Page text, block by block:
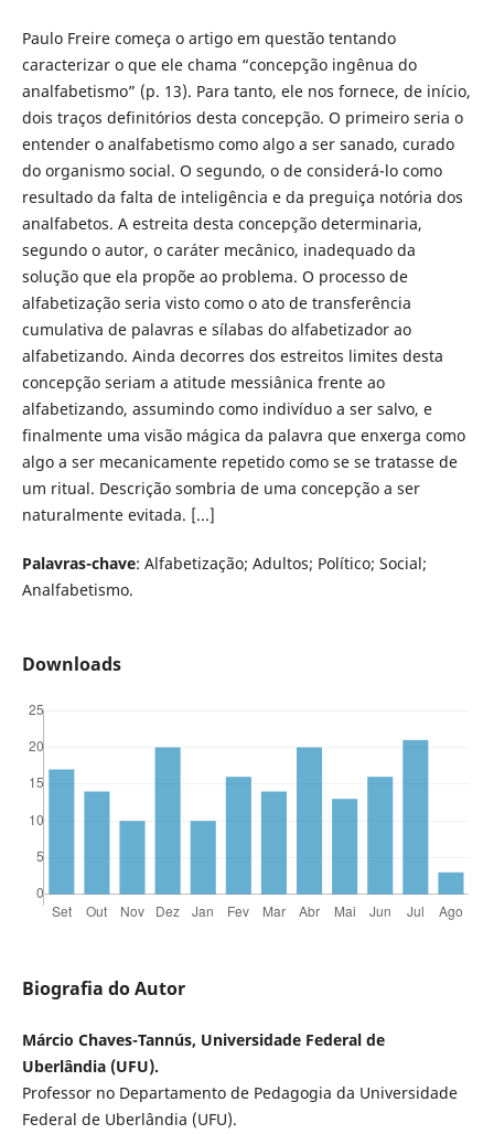
Paulo Freire começa o artigo em questão tentando
caracterizar o que ele chama “concepção ingênua do
analfabetismo” (p. 13). Para tanto, ele nos fornece, de início,
dois traços definitórios desta concepção. O primeiro seria o
entender o analfabetismo como algo a ser sanado, curado
do organismo social. O segundo, o de considerá-lo como
resultado da falta de inteligência e da preguiça notória dos
analfabetos. A estreita desta concepção determinaria,
segundo o autor, o caráter mecânico, inadequado da
solução que ela propõe ao problema. O processo de
alfabetização seria visto como o ato de transferência
cumulativa de palavras e sílabas do alfabetizador ao
alfabetizando. Ainda decorres dos estreitos limites desta
concepção seriam a atitude messiânica frente ao
alfabetizando, assumindo como indivíduo a ser salvo, e
finalmente uma visão mágica da palavra que enxerga como
algo a ser mecanicamente repetido como se se tratasse de
um ritual. Descrição sombria de uma concepção a ser
naturalmente evitada. [...]
Palavras-chave: Alfabetização; Adultos; Político; Social;
Analfabetismo.
Downloads
Biografia do Autor
Márcio Chaves-Tannús, Universidade Federal de
Uberlândia (UFU).
Professor no Departamento de Pedagogia da Universidade
Federal de Uberlândia (UFU).